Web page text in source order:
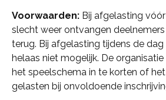
Voorwaarden: Bij afgelasting
slecht weer ontvangen
terug. Bij afgelasting tijdens de
helaas niet mogelijk. De
het speelschema in te korten of
gelasten bij onvoldoende